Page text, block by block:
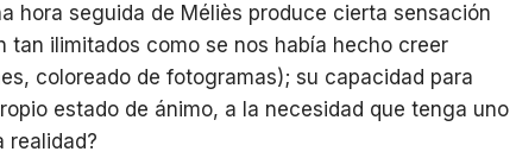
hora seguida de Méliès produce cierta sensación
tan ilimitados como se nos había hecho creer
coloreado de fotogramas); su capacidad para
estado de ánimo, a la necesidad que tenga uno
realidad?